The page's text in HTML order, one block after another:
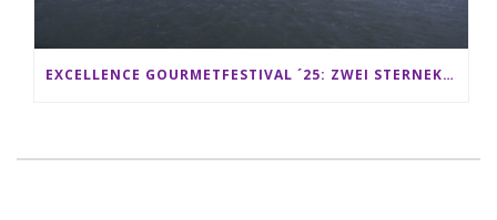
EXCELLENCE GOURMETFESTIVAL ´25: ZWEI STERNEKÖCHE ANTONIO GUIDA & DARIO MORESCO VERWÖHNEN IHRE GÄSTE AUF EINER LUXERIÖSEN SCHIFFSREISE